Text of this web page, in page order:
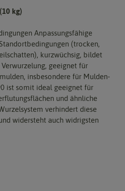
kg)
Anpassungsfähige
(trocken,
kurzwüchsig, bildet
geeignet für
insbesondere für Mulden-
ist somit ideal geeignet für
und ähnliche
verhindert diese
widersteht auch widrigsten